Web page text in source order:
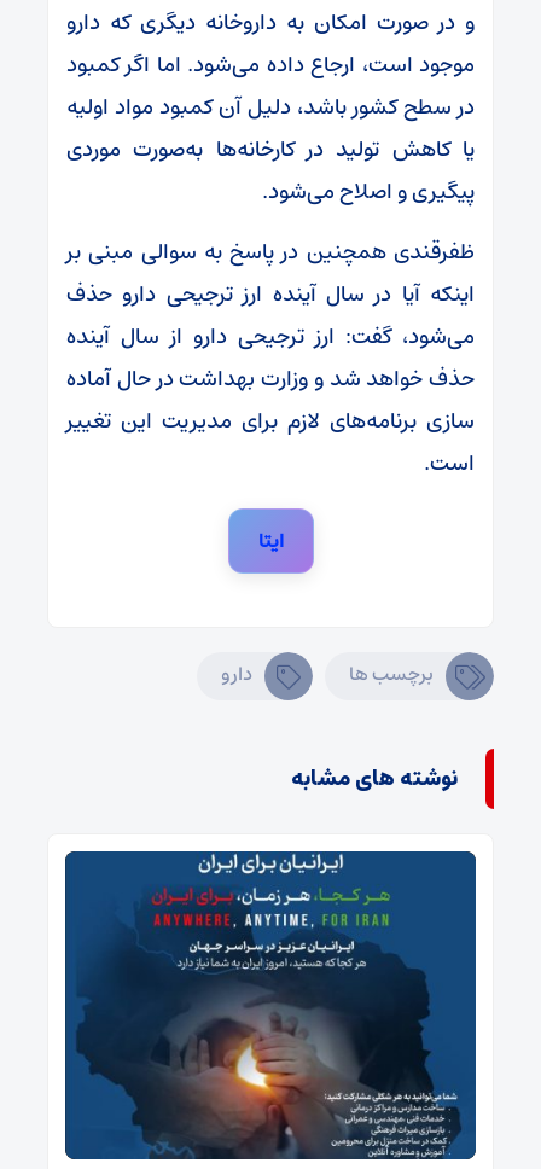
و در صورت امکان به داروخانه دیگری که دارو
موجود است، ارجاع داده می‌شود. اما اگر کمبود
در سطح کشور باشد، دلیل آن کمبود مواد اولیه
یا کاهش تولید در کارخانه‌ها به‌صورت موردی
پیگیری و اصلاح می‌شود.
ظفرقندی همچنین در پاسخ به سوالی مبنی بر
اینکه آیا در سال آینده ارز ترجیحی دارو حذف
می‌شود، گفت: ارز ترجیحی دارو از سال آینده
حذف خواهد شد و وزارت بهداشت در حال آماده‌
سازی برنامه‌های لازم برای مدیریت این تغییر
است.
ایتا
برچسب ها دارو
نوشته های مشابه